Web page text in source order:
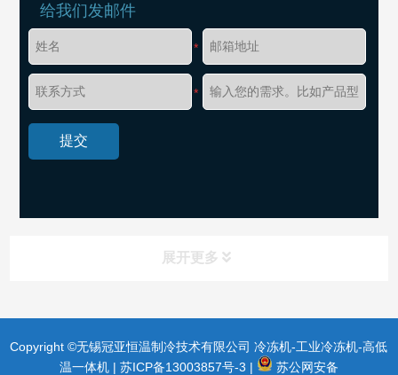
给我们发邮件
*
*
展开更多
Copyright ©无锡冠亚恒温制冷技术有限公司 冷冻机-工业冷冻机-高低
温一体机 | 苏ICP备13003857号-3 | 苏公网安备